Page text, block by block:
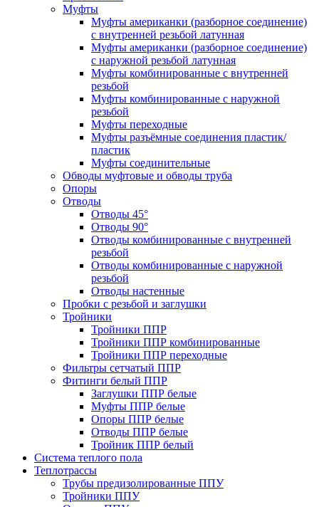
Муфты
Муфты американки (разборное соединение)
с внутренней резьбой латунная
Муфты американки (разборное соединение)
с наружной резьбой латунная
Муфты комбинированные с внутренней
резьбой
Муфты комбинированные с наружной
резьбой
Муфты переходные
Муфты разъёмные соединения пластик/
пластик
Муфты соединительные
Обводы муфтовые и обводы труба
Опоры
Отводы
Отводы 45°
Отводы 90°
Отводы комбинированные с внутренней
резьбой
Отводы комбинированные с наружной
резьбой
Отводы настенные
Пробки с резьбой и заглушки
Тройники
Тройники ППР
Тройники ППР комбинированные
Тройники ППР переходные
Фильтры сетчатый ППР
Фитинги белый ППР
Заглушки ППР белые
Муфты ППР белые
Опоры ППР белые
Отводы ППР белые
Тройник ППР белый
Система теплого пола
Теплотрассы
Трубы предизолированные ППУ
Тройники ППУ